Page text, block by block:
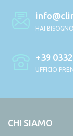
HAI
+39
UFFICIO
CHI SIAMO